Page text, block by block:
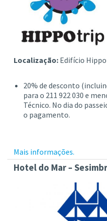
Localização:Edifício
20% de desconto
para o 211 922 030 e
Técnico. No dia do
o pagamento.
Mais informações.
Hotel do Mar –